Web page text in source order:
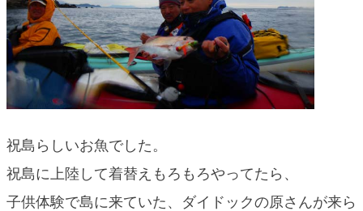
祝島らしいお魚でした。
祝島に上陸して着替えもろもろやってたら、
子供体験で島に来ていた、ダイドックの原さんが来ら